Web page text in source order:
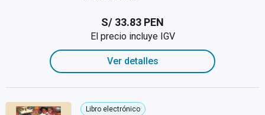
S/ 33.83 PEN
El precio incluye IGV
Ver detalles
Libro electrónico